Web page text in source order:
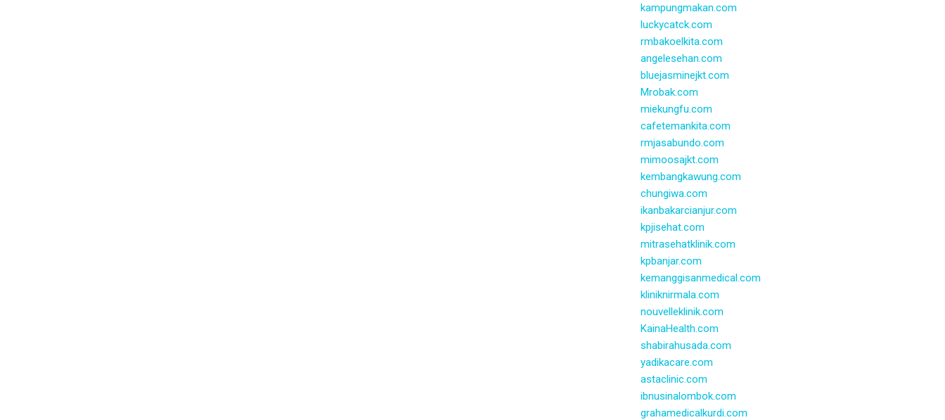
kampungmakan.com
luckycatck.com
rmbakoelkita.com
angelesehan.com
bluejasminejkt.com
Mrobak.com
miekungfu.com
cafetemankita.com
rmjasabundo.com
mimoosajkt.com
kembangkawung.com
chungiwa.com
ikanbakarcianjur.com
kpjisehat.com
mitrasehatklinik.com
kpbanjar.com
kemanggisanmedical.com
kliniknirmala.com
nouvelleklinik.com
KainaHealth.com
shabirahusada.com
yadikacare.com
astaclinic.com
ibnusinalombok.com
grahamedicalkurdi.com